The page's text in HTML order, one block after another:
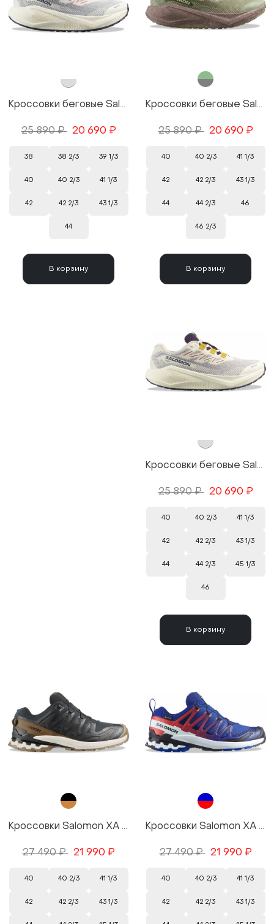
Кроссовки беговые Salomon Aero Blaze 3 GRVL GTX W цвет White/Белый
25 890 ₽ 20 690 ₽
38 38 2/3 39 1/3
40 40 2/3 41 1/3
42 42 2/3 43 1/3
44
В корзину
Кроссовки беговые Salomon Aero Blaze 3 GRVL GTX цвет Green/Зеленый
25 890 ₽ 20 690 ₽
40 40 2/3 41 1/3
42 42 2/3 43 1/3
44 44 2/3 46
46 2/3
В корзину
Кроссовки беговые Salomon Aero Blaze 3 GRVL GTX цвет White/Белый
25 890 ₽ 20 690 ₽
40 40 2/3 41 1/3
42 42 2/3 43 1/3
44 44 2/3 45 1/3
46
В корзину
Кроссовки Salomon XA PRO 3D V9 GTX Lifelong M цвет Black/Черный
27 490 ₽ 21 990 ₽
40 40 2/3 41 1/3
42 42 2/3 43 1/3
Кроссовки Salomon XA PRO 3D V9 GTX Equipe цвет Blue/Синий
27 490 ₽ 21 990 ₽
40 40 2/3 41 1/3
42 42 2/3 43 1/3